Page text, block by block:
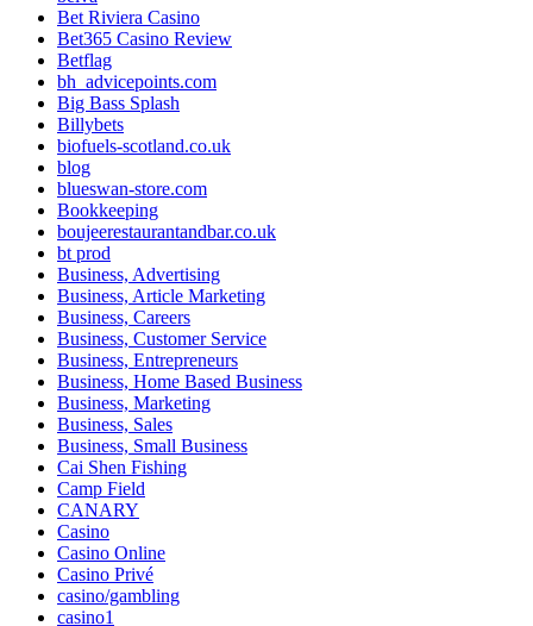
Bet Riviera Casino
Bet365 Casino Review
Betflag
bh_advicepoints.com
Big Bass Splash
Billybets
biofuels-scotland.co.uk
blog
blueswan-store.com
Bookkeeping
boujeerestaurantandbar.co.uk
bt prod
Business, Advertising
Business, Article Marketing
Business, Careers
Business, Customer Service
Business, Entrepreneurs
Business, Home Based Business
Business, Marketing
Business, Sales
Business, Small Business
Cai Shen Fishing
Camp Field
CANARY
Casino
Casino Online
Casino Privé
casino/gambling
casino1